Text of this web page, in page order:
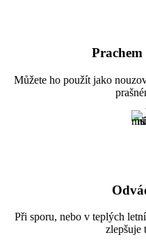
Prachem
Můžete ho použít jako
Při sporu, nebo v teplých
zlepšuje